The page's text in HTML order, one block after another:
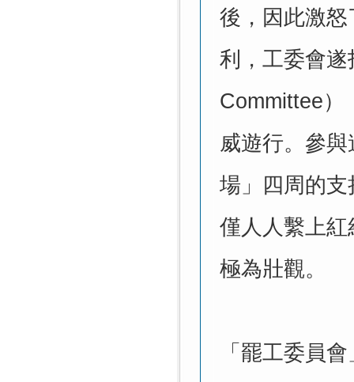
後，因此激
利，工委會
Committee）
威遊行。參
場」四周的支
僅人人繫上
極為壯觀。
「罷工委員